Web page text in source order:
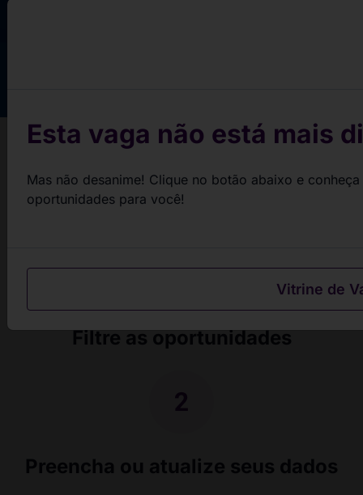
Conquiste sua vaga em 3
passos
Filtre as oportunidades
Preencha ou atualize seus dados
Esta vaga não está mais
Mas não desanime! Clique no botão abaixo e
oportunidades para você!
Vitrine de